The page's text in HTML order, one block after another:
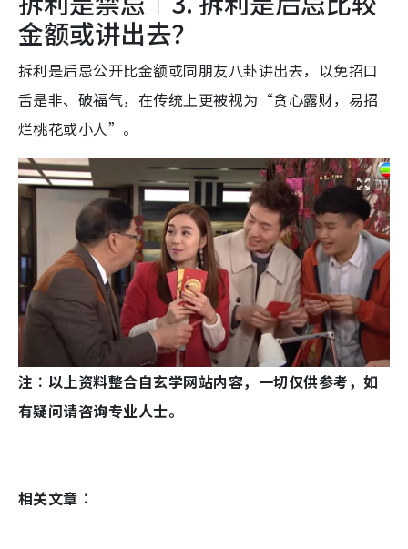
金额或讲出去？
拆利是后忌公开比金额或同朋友八卦讲出去，以免招口
舌是非、破福气，在传统上更被视为“贪心露财，易招
烂桃花或小人”。
注︰以上资料整合自玄学网站内容，一切仅供参考，如
有疑问请咨询专业人士。
相关文章︰